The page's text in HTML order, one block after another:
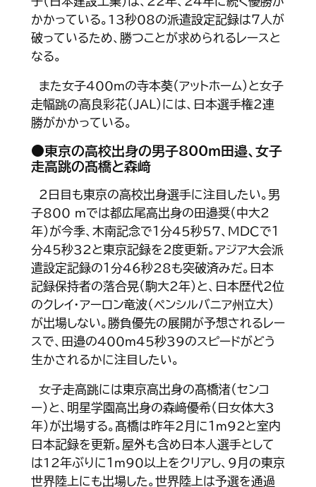
かかっている。13秒08の派遣設定記録は７人が
破っているため、勝つことが求められるレースと
なる。
また女子400ｍの寺本葵（アットホーム）と女子
走幅跳の高良彩花（ＪＡＬ）には、日本選手権２連
勝がかかっている。
●東京の高校出身の男子800ｍ田邉、女子
走高跳の髙橋と森﨑
２日目も東京の高校出身選手に注目したい。男
子800 ｍでは都広尾高出身の田邉奨（中大２
年）が今季、木南記念で１分45秒57、ＭＤＣで１
分45秒32と東京記録を２度更新。アジア大会派
遣設定記録の１分46秒28も突破済みだ。日本
記録保持者の落合晃（駒大２年）と、日本歴代２位
のクレイ・アーロン竜波（ペンシルバニア州立大）
が出場しない。勝負優先の展開が予想されるレー
スで、田邉の400ｍ45秒39のスピードがどう
生かされるかに注目したい。
女子走高跳には東京高出身の髙橋渚（センコ
ー）と、明星学園高出身の森﨑優希（日女体大３
年）が出場する。髙橋は昨年２月に１ｍ92と室内
日本記録を更新。屋外も含め日本人選手として
は12年ぶりに１ｍ90以上をクリアし、９月の東京
世界陸上にも出場した。世界陸上は予選を通過